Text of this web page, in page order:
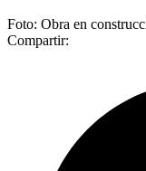
Foto: Obra en
Compartir: